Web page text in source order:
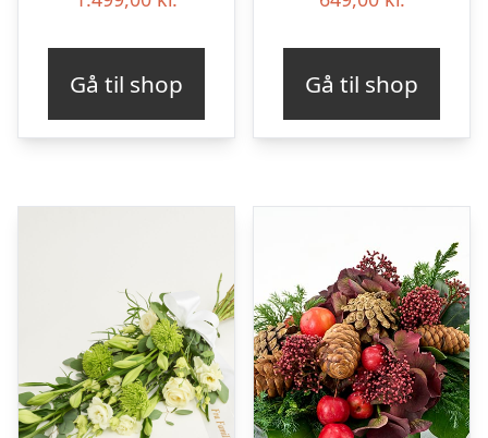
Gå til shop Gå til shop